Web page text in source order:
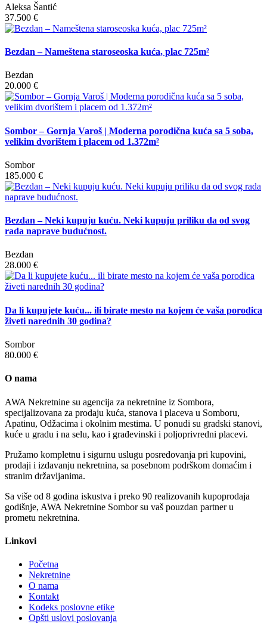
Aleksa Šantić
37.500 €
Bezdan – Nameštena staroseoska kuća, plac 725m²
Bezdan
20.000 €
Sombor – Gornja Varoš | Moderna porodična kuća sa 5 soba,
velikim dvorištem i placem od 1.372m²
Sombor
185.000 €
Bezdan – Neki kupuju kuću. Neki kupuju priliku da od svog
rada naprave budućnost.
Bezdan
28.000 €
Da li kupujete kuću... ili birate mesto na kojem će vaša porodica
živeti narednih 30 godina?
Sombor
80.000 €
O nama
AWA Nekretnine su agencija za nekretnine iz Sombora,
specijalizovana za prodaju kuća, stanova i placeva u Somboru,
Apatinu, Odžacima i okolnim mestima. U ponudi su gradski stanovi,
kuće u gradu i na selu, kao i građevinski i poljoprivredni placevi.
Pružamo kompletnu i sigurnu uslugu posredovanja pri kupovini,
prodaji i izdavanju nekretnina, sa posebnom podrškom domaćim i
stranim državljanima.
Sa više od 8 godina iskustva i preko 90 realizovanih kupoprodaja
godišnje, AWA Nekretnine Sombor su vaš pouzdan partner u
prometu nekretnina.
Linkovi
Početna
Nekretnine
O nama
Kontakt
Kodeks poslovne etike
Opšti uslovi poslovanja